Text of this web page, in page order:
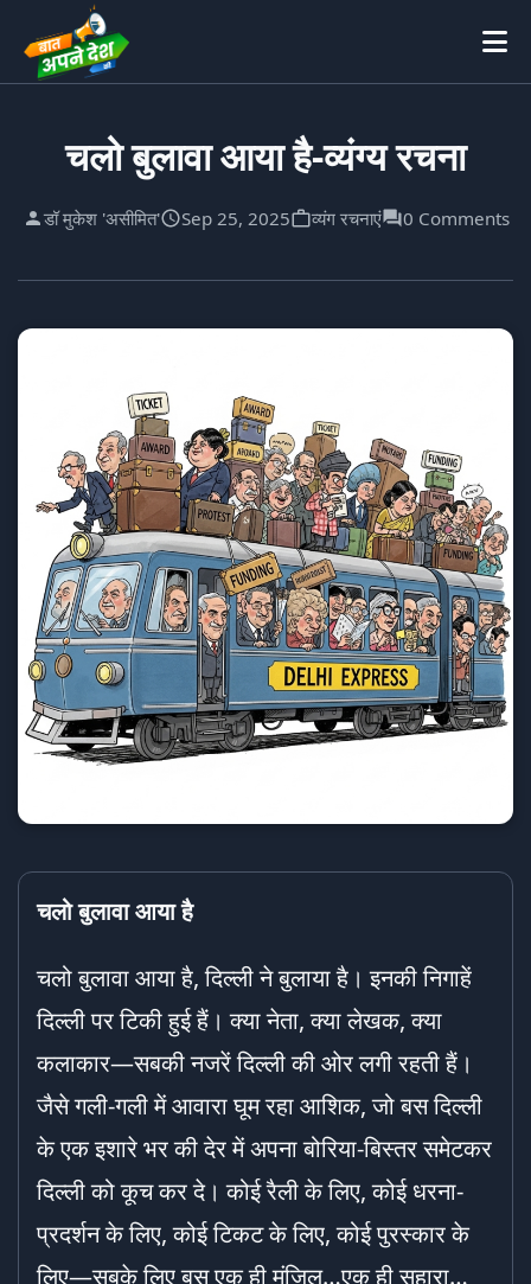
चलो बुलावा आया है-व्यंग्य रचना
डॉ मुकेश 'असीमित' Sep 25, 2025 व्यंग रचनाएं 0 Comments
चलो बुलावा आया है
चलो बुलावा आया है, दिल्ली ने बुलाया है। इनकी निगाहें
दिल्ली पर टिकी हुई हैं। क्या नेता, क्या लेखक, क्या
कलाकार—सबकी नजरें दिल्ली की ओर लगी रहती हैं।
जैसे गली-गली में आवारा घूम रहा आशिक, जो बस दिल्ली
के एक इशारे भर की देर में अपना बोरिया-बिस्तर समेटकर
दिल्ली को कूच कर दे। कोई रैली के लिए, कोई धरना-
प्रदर्शन के लिए, कोई टिकट के लिए, कोई पुरस्कार के
लिए—सबके लिए बस एक ही मंजिल…एक ही सहारा…